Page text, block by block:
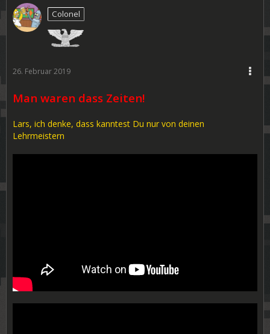
Colonel
26. Februar 2019
Man waren dass Zeiten!
Lars, ich denke, dass kanntest Du nur von deinen
Lehrmeistern